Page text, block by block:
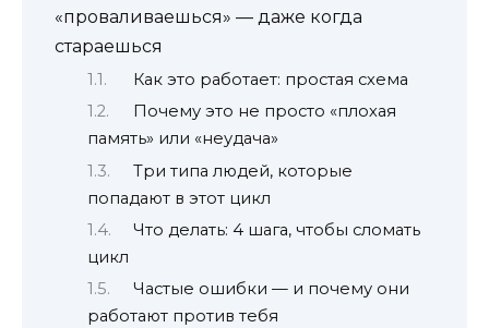
«проваливаешься» — даже когда
стараешься
Как это работает: простая схема
Почему это не просто «плохая
память» или «неудача»
Три типа людей, которые
попадают в этот цикл
Что делать: 4 шага, чтобы сломать
цикл
Частые ошибки — и почему они
работают против тебя